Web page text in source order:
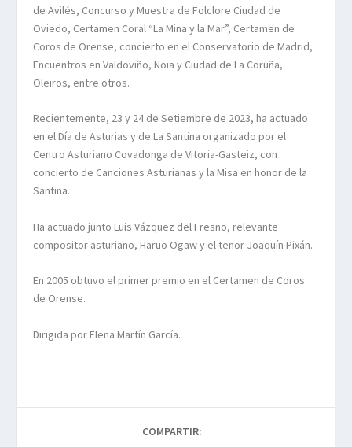
de Avilés, Concurso y Muestra de Folclore Ciudad de
Oviedo, Certamen Coral “La Mina y la Mar”, Certamen de
Coros de Orense, concierto en el Conservatorio de Madrid,
Encuentros en Valdoviño, Noia y Ciudad de La Coruña,
Oleiros, entre otros.
Recientemente, 23 y 24 de Setiembre de 2023, ha actuado
en el Día de Asturias y de La Santina organizado por el
Centro Asturiano Covadonga de Vitoria-Gasteiz, con
concierto de Canciones Asturianas y la Misa en honor de la
Santina.
Ha actuado junto Luis Vázquez del Fresno, relevante
compositor asturiano, Haruo Ogaw y el tenor Joaquín Pixán.
En 2005 obtuvo el primer premio en el Certamen de Coros
de Orense.
Dirigida por Elena Martín García.
COMPARTIR: